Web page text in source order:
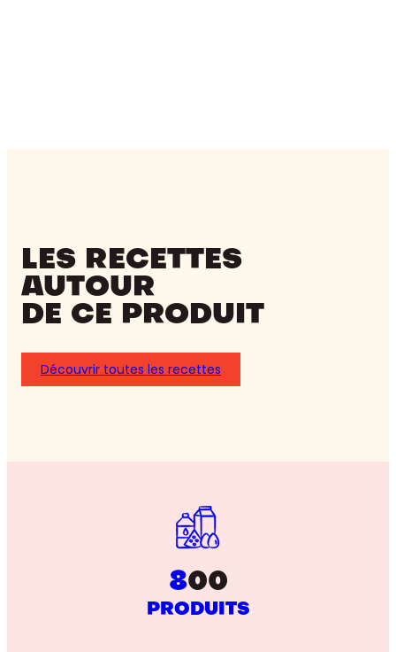
LES RECETTES
AUTOUR
DE CE PRODUIT
Découvrir toutes les recettes
800
PRODUITS